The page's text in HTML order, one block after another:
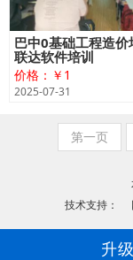
巴中0基础工程造价
联达软件培训
价格：￥1
2025-07-31
第一页
技术支持：
升